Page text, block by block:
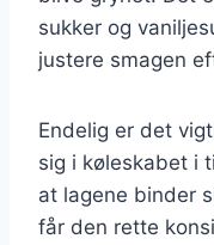
sukker og
justere smagen
Endelig er det
sig i køleskabet i
at lagene binder
får den rette